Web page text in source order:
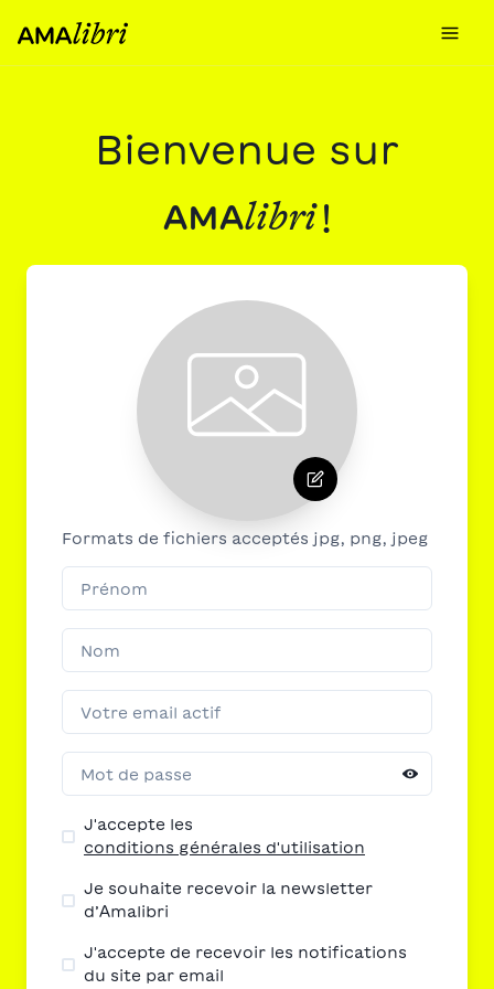
Bienvenue sur
AMAlibri !
Formats de fichiers acceptés jpg, png, jpeg
J'accepte les
conditions générales d'utilisation
Je souhaite recevoir la newsletter
d’Amalibri
J'accepte de recevoir les notifications
du site par email